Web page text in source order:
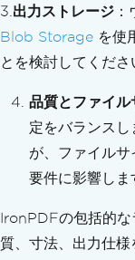
3.出力ストレージ
Blob Storage を使
とを検討してくださ
品質とファイル
定をバランス
が、ファイル
要件に影響しま
IronPDFの包括的な
質、寸法、出力仕